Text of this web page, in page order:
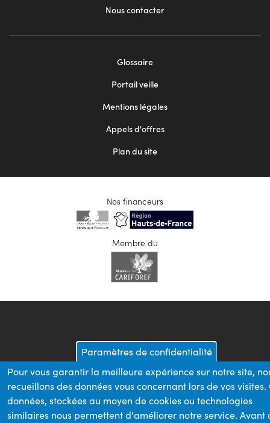
Nous contacter
Glossaire
Portail veille
Mentions légales
Appels d'offres
Plan du site
Nos financeurs
Membre du
Paramètres de confidentialité
Pour vous garantir la meilleure expérience sur notre site,
recueillons des données vous concernant lors de vos visites.
données, stockées au moyen de cookies ou technologies
similaires nous permettent d'améliorer notre service. Avant